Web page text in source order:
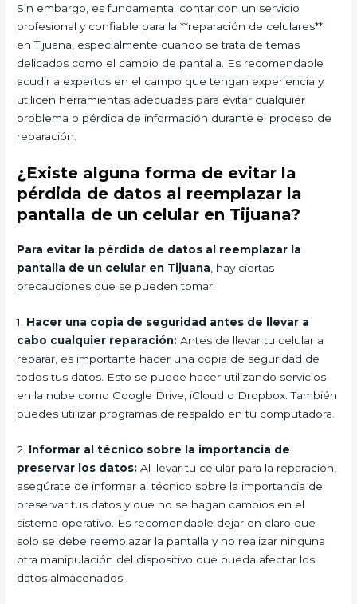
Sin embargo, es fundamental contar con un servicio
profesional y confiable para la **reparación de celulares**
en Tijuana, especialmente cuando se trata de temas
delicados como el cambio de pantalla. Es recomendable
acudir a expertos en el campo que tengan experiencia y
utilicen herramientas adecuadas para evitar cualquier
problema o pérdida de información durante el proceso de
reparación.
¿Existe alguna forma de evitar la
pérdida de datos al reemplazar la
pantalla de un celular en Tijuana?
Para evitar la pérdida de datos al reemplazar la
pantalla de un celular en Tijuana, hay ciertas
precauciones que se pueden tomar:
1. Hacer una copia de seguridad antes de llevar a
cabo cualquier reparación: Antes de llevar tu celular a
reparar, es importante hacer una copia de seguridad de
todos tus datos. Esto se puede hacer utilizando servicios
en la nube como Google Drive, iCloud o Dropbox. También
puedes utilizar programas de respaldo en tu computadora.
2. Informar al técnico sobre la importancia de
preservar los datos: Al llevar tu celular para la reparación,
asegúrate de informar al técnico sobre la importancia de
preservar tus datos y que no se hagan cambios en el
sistema operativo. Es recomendable dejar en claro que
solo se debe reemplazar la pantalla y no realizar ninguna
otra manipulación del dispositivo que pueda afectar los
datos almacenados.